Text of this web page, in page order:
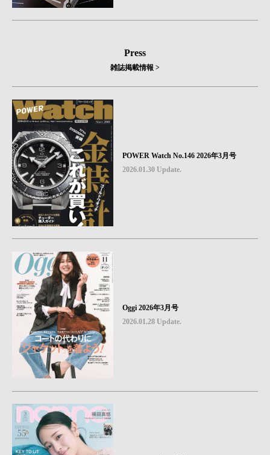
Press
雑誌掲載情報 >
POWER Watch No.146 2026年3月号
2026.01.30 Update.
Oggi 2026年3月号
2026.01.28 Update.